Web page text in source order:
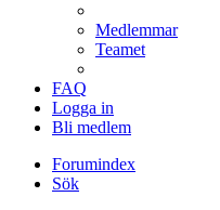
Medlemmar
Teamet
FAQ
Logga in
Bli medlem
Forumindex
Sök